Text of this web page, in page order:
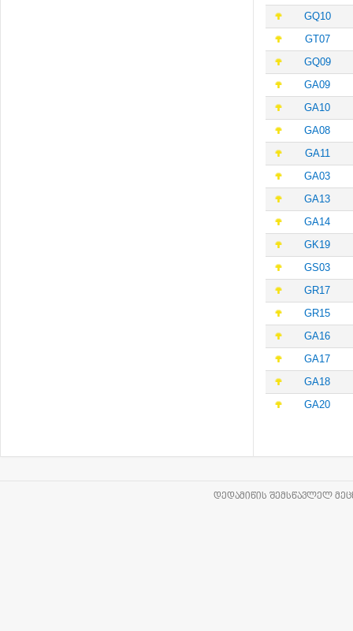
GQ10
GT07
GQ09
GA09
GA10
GA08
GA11
GA03
GA13
GA14
GK19
GS03
GR17
GR15
GA16
GA17
GA18
GA20
ᲓᲔᲓᲐᲛᲘᲬᲘᲡ ᲨᲔᲛᲡᲬᲐᲕᲚᲔᲚ